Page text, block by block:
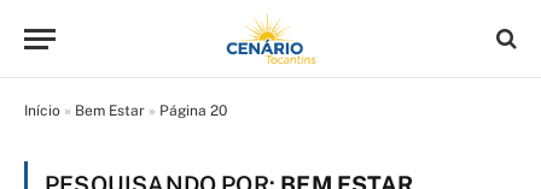
Início » Bem Estar » Página 20